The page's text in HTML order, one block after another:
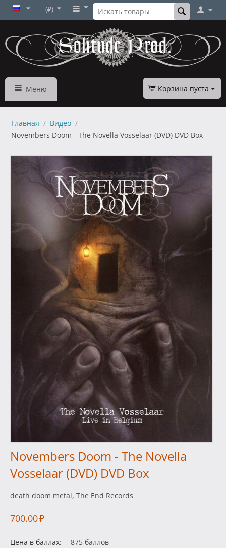
(₽)
Меню Корзина пуста
Главная / Видео /
Novembers Doom - The Novella Vosselaar (DVD) DVD Box
Novembers Doom - The Novella
Vosselaar (DVD) DVD Box
death doom metal, The End Records
700.00₽
Цена в баллах: 875 баллов